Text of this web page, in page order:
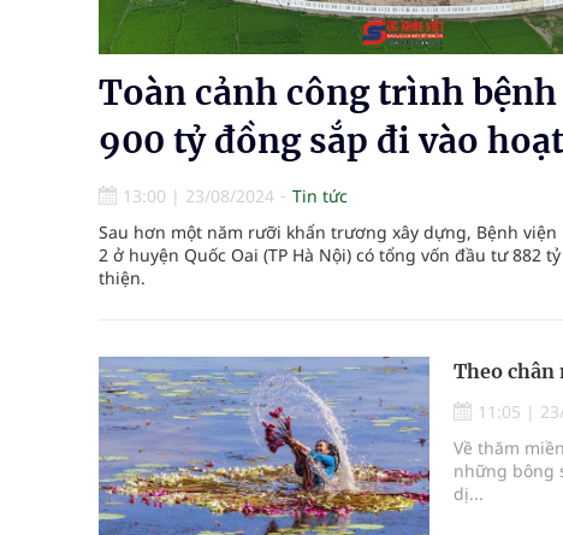
Ngày hoạt động đầu tiên, Bệnh viện Phụ sản Trung
Dự báo thời tiết ngày 06/8/2026: Bắc Bộ có mưa
Quảng Trị: Phát huy vai trò của chính quyền địa
bảo vệ sức khỏe Nhân dân
Toàn cảnh công trình
900 tỷ đồng sắp đi vào
13:00 | 23/08/2024
Tin tức
Sau hơn một năm rưỡi khẩn trương xây dựng, Bệnh
2 ở huyện Quốc Oai (TP Hà Nội) có tổng vốn đầu tư 882
thiện.
Theo chân
11:05 |
Về thăm
những bông
dị...